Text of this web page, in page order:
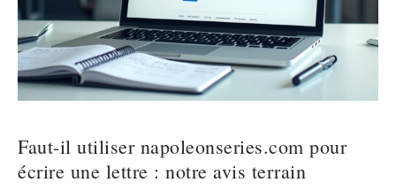
Faut-il utiliser napoleonseries.com pour
écrire une lettre : notre avis terrain